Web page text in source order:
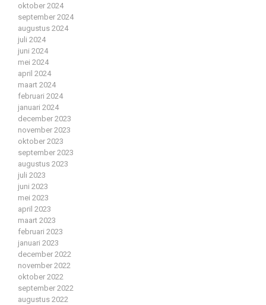
oktober 2024
september 2024
augustus 2024
juli 2024
juni 2024
mei 2024
april 2024
maart 2024
februari 2024
januari 2024
december 2023
november 2023
oktober 2023
september 2023
augustus 2023
juli 2023
juni 2023
mei 2023
april 2023
maart 2023
februari 2023
januari 2023
december 2022
november 2022
oktober 2022
september 2022
augustus 2022